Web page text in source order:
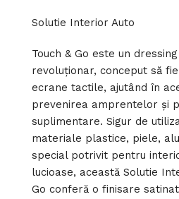
Solutie Interior Auto
Touch & Go este un
revoluționar, conceput să
ecrane tactile, ajutând în
prevenirea amprentelor și
suplimentare. Sigur de
materiale plastice, piele,
special potrivit pentru
lucioase, această Solutie
Go conferă o finisare